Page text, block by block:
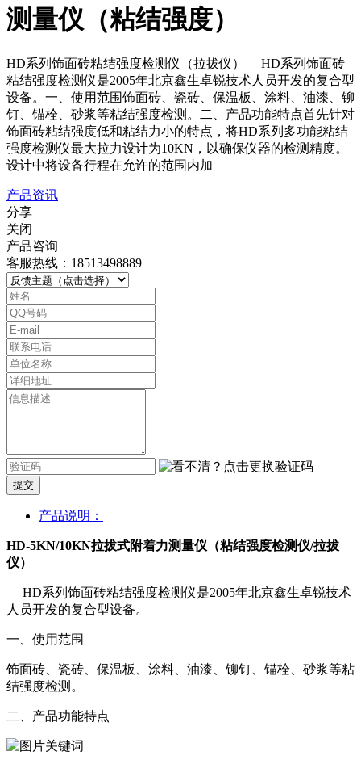
测量仪（粘结强度）
HD系列饰面砖粘结强度检测仪（拉拔仪） HD系列饰面砖
粘结强度检测仪是2005年北京鑫生卓锐技术人员开发的复合型
设备。一、使用范围饰面砖、瓷砖、保温板、涂料、油漆、铆
钉、锚栓、砂浆等粘结强度检测。二、产品功能特点首先针对
饰面砖粘结强度低和粘结力小的特点，将HD系列多功能粘结
强度检测仪最大拉力设计为10KN，以确保仪器的检测精度。
设计中将设备行程在允许的范围内加
产品资讯
分享
关闭
产品咨询
客服热线：18513498889
提交
产品说明：
HD-5KN/10KN拉拔式附着力测量仪（粘结强度检测仪/拉拔
仪）
HD系列饰面砖粘结强度检测仪是2005年北京鑫生卓锐技术
人员开发的复合型设备。
一、使用范围
饰面砖、瓷砖、保温板、涂料、油漆、铆钉、锚栓、砂浆等粘
结强度检测。
二、产品功能特点